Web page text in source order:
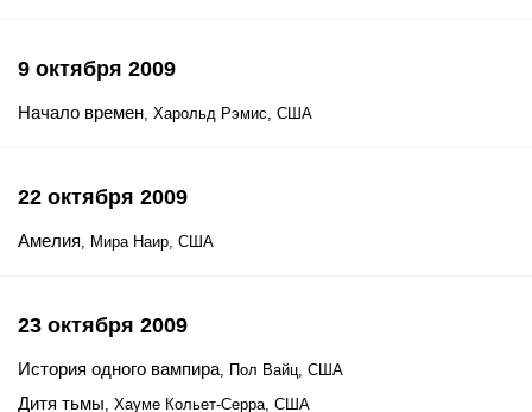
9 октября 2009
Начало времен, Харольд Рэмис, США
22 октября 2009
Амелия, Мира Наир, США
23 октября 2009
История одного вампира, Пол Вайц, США
Дитя тьмы, Хауме Кольет-Серра, США